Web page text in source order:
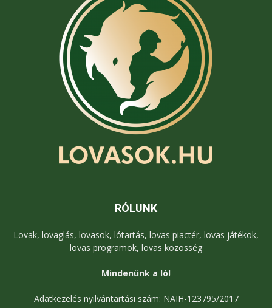
RÓLUNK
Lovak, lovaglás, lovasok, lótartás, lovas piactér, lovas játékok,
lovas programok, lovas közösség
Mindenünk a ló!
Adatkezelés nyilvántartási szám: NAIH-123795/2017